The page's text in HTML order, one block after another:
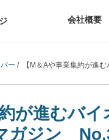
会社概要
ー / 【M＆Aや事業集約が進
が進むバ
ガジン